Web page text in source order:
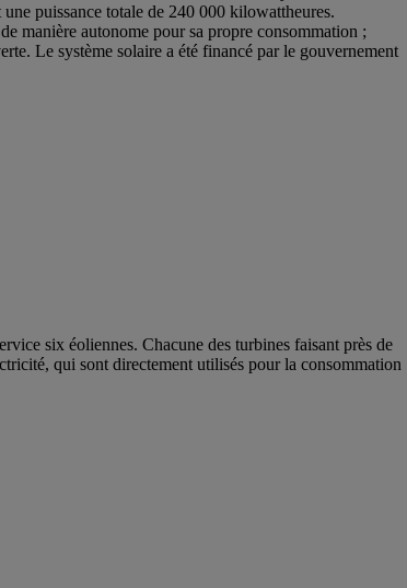
puissance totale de 240 000 kilowattheures.
manière autonome pour sa propre consommation ;
Le système solaire a été financé par le gouvernement
six éoliennes. Chacune des turbines faisant près de
qui sont directement utilisés pour la consommation